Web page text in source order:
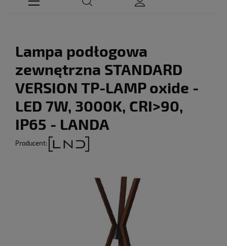
Lampa podłogowa
zewnętrzna STANDARD
VERSION TP-LAMP oxide -
LED 7W, 3000K, CRI>90,
IP65 - LANDA
Producent: